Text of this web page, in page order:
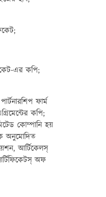
এর কপি;
ফার্ম
কপি;
কোম্পানি হয়
অনুমোদিত
আর্টিকেলস্‌
অফ